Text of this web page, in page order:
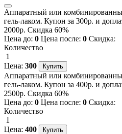
Аппаратный или
гель-лаком. Купон за 300р. и
2000р. Скидка 60%
Цена до: 0 Цена после: 0 Скидка:
Количество
1
Цена: 300
Аппаратный или
гель-лаком. Купон за 400р. и
2500р. Скидка 60%
Цена до: 0 Цена после: 0 Скидка:
Количество
1
Цена: 400